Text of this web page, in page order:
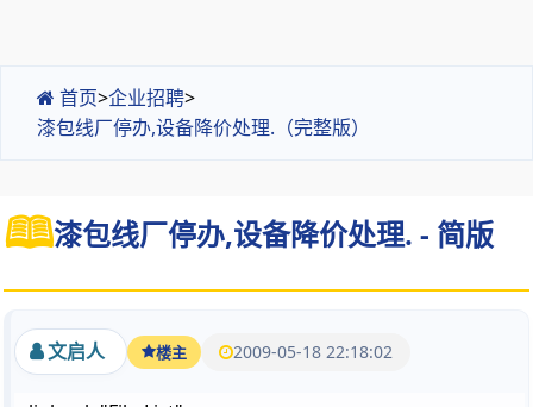
首页>企业招聘>
漆包线厂停办,设备降价处理.（完整版）
漆包线厂停办,设备降价处理. - 简版
文启人 楼主 2009-05-18 22:18:02